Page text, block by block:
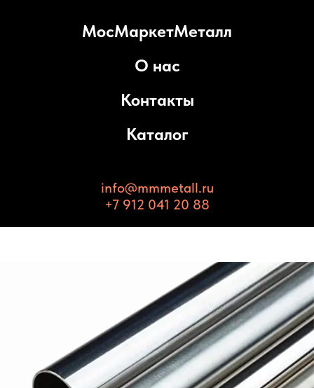
МосМаркетМеталл
О нас
Контакты
Каталог
info@mmmetall.ru
+7 912 041 20 88